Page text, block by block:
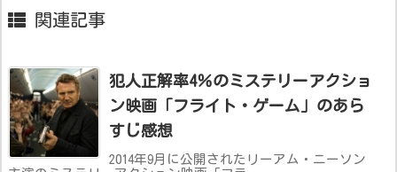
関連記事
犯人正解率4％のミステリーアクショ
ン映画「フライト・ゲーム」のあら
すじ感想
2014年9月に公開されたリーアム・ニーソン